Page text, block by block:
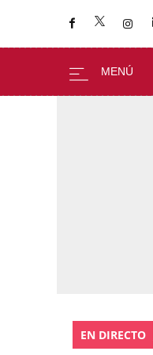
EN DIRECTO